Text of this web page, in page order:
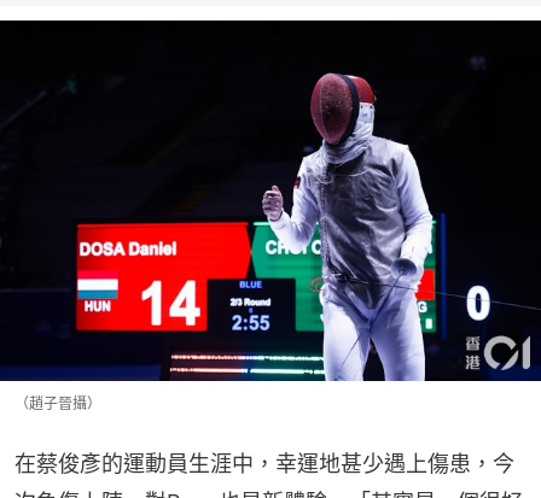
（趙子晉攝）
在蔡俊彥的運動員生涯中，幸運地甚少遇上傷患，今